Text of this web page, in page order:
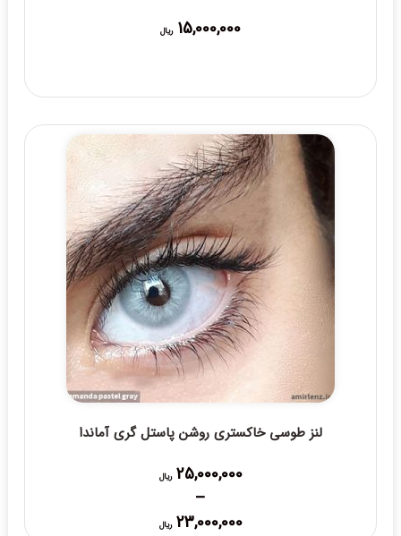
15,000,000 ریال
لنز طوسی خاکستری روشن پاستل گری آماندا
25,000,000 ریال
–
23,000,000 ریال
Price